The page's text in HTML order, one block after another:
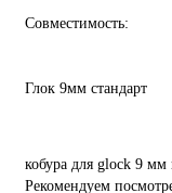
Совместимость:
Глок 9мм стандарт
кобура для glock 9 мм
Рекомендуем